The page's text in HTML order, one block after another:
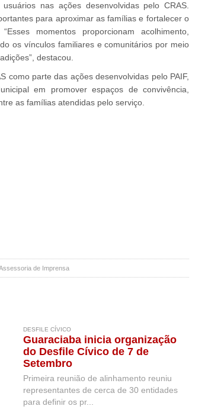
nas ações desenvolvidas pelo CRAS.
para aproximar as famílias e fortalecer o
momentos proporcionam acolhimento,
os vínculos familiares e comunitários por meio
destacou.
como parte das ações desenvolvidas pelo PAIF,
em promover espaços de convivência,
as famílias atendidas pelo serviço.
de Imprensa
DESFILE CÍVICO
Guaraciaba inicia organização
do Desfile Cívico de 7 de
Setembro
Primeira reunião de alinhamento reuniu
representantes de cerca de 30 entidades
para definir os pr...